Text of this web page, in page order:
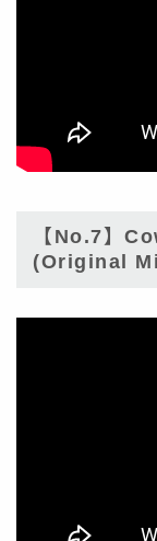
【No.7】
(Original